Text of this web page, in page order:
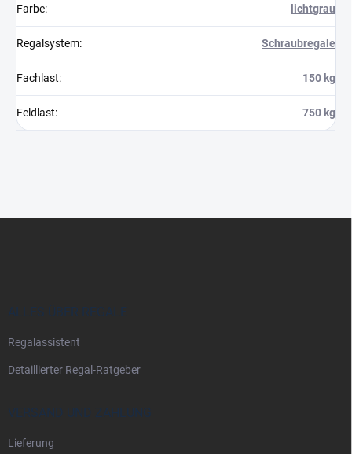
Farbe: lichtgrau
Regalsystem: Schraubregale
Fachlast: 150 kg
Feldlast: 750 kg
ALLES ÜBER REGALE
Regalassistent
Detaillierter Regal-Ratgeber
VERSAND UND ZAHLUNG
Lieferung